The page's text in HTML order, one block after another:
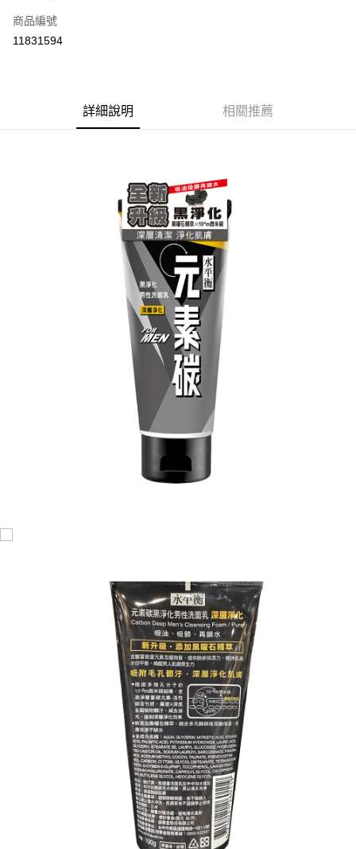
每筆NT$60，滿NT$599(含以上)免運費
付款後全家取貨
每筆NT$60，滿NT$599(含以上)免運費
每筆NT$120，滿NT$1,999(含以上)免運費
商品編號
11831594
詳細說明 相關推薦